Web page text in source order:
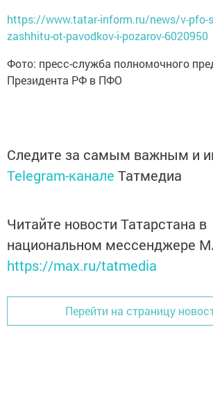
https://www.tatar-inform.ru/news/v-pfo-
zashhitu-ot-pavodkov-i-pozarov-6020950
Фото: пресс-служба полномочного
Президента РФ в ПФО
Следите за самым важным и
Telegram-канале Татмедиа
Читайте новости Татарстана в
национальном мессенджере
https://max.ru/tatmedia
Перейти на страницу